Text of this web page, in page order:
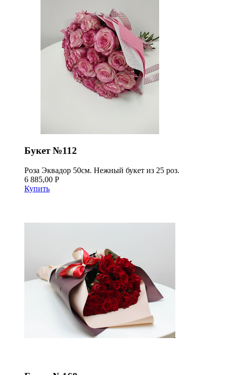
Букет №112
Роза Эквадор 50см. Нежный букет из 25 роз.
6 885,00 Р
Купить